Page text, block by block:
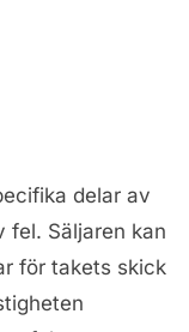
delar av
fel. Säljaren kan
för takets skick